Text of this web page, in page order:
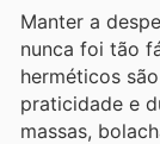
Manter a
nunca foi tão
herméticos
praticidade e
massas,